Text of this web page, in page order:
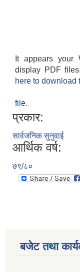
It appears your
display PDF
here to download
file.
प्रकार:
सार्वजनिक सुनुवाई
आर्थिक वर्ष:
७९/८०
बजेट तथा